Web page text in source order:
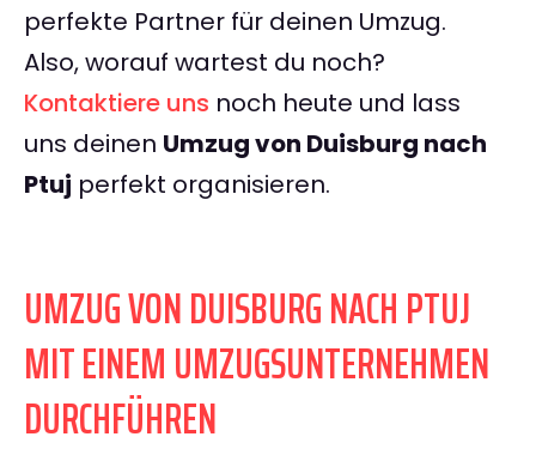
perfekte Partner für deinen Umzug.
Also, worauf wartest du noch?
Kontaktiere uns noch heute und lass
uns deinen Umzug von Duisburg nach
Ptuj perfekt organisieren.
UMZUG VON DUISBURG NACH PTUJ
MIT EINEM UMZUGSUNTERNEHMEN
DURCHFÜHREN